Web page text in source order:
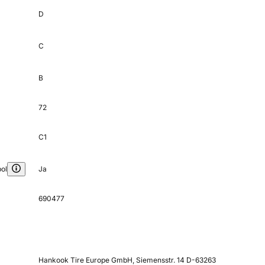
D
C
B
72
C1
Ja
690477
Hankook Tire Europe GmbH, Siemensstr. 14 D-63263